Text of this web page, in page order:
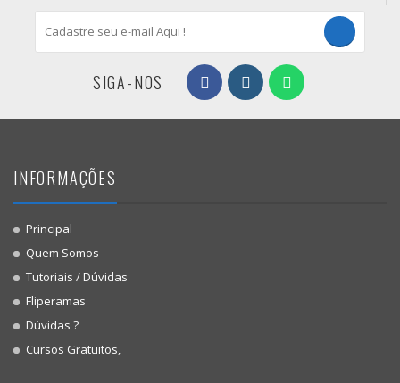
SIGA-NOS
INFORMAÇÕES
Principal
Quem Somos
Tutoriais / Dúvidas
Fliperamas
Dúvidas ?
Cursos Gratuitos,